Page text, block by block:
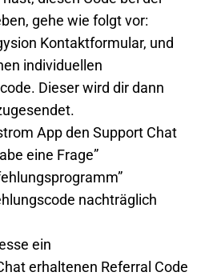
gehe wie folgt vor:
Kontaktformular, und
individuellen
Dieser wird dir dann
App den Support Chat
eine Frage”
nachträglich
ein
erhaltenen Referral Code